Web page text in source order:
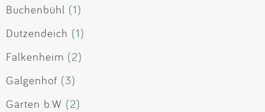
Buchenbühl (1)
Dutzendeich (1)
Falkenheim (2)
Galgenhof (3)
Gärten b.W (2)